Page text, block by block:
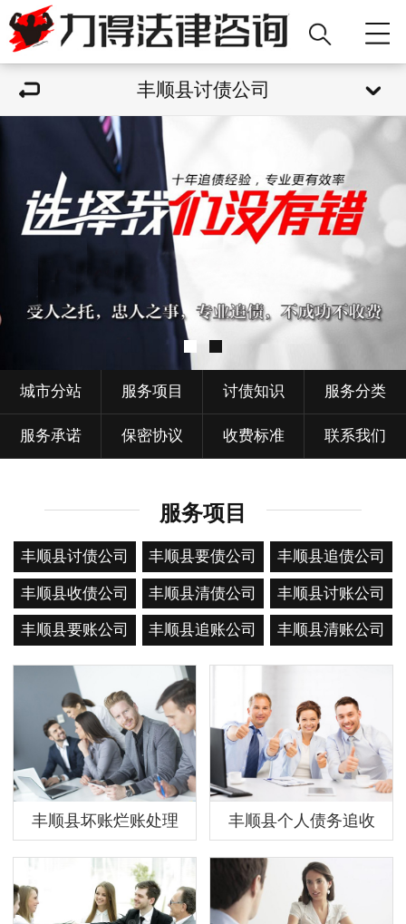
丰顺县讨债公司
城市分站 服务项目 讨债知识 服务分类
服务承诺 保密协议 收费标准 联系我们
服务项目
丰顺县讨债公司 丰顺县要债公司 丰顺县追债公司
丰顺县收债公司 丰顺县清债公司 丰顺县讨账公司
丰顺县要账公司 丰顺县追账公司 丰顺县清账公司
丰顺县坏账烂账处理 丰顺县个人债务追收